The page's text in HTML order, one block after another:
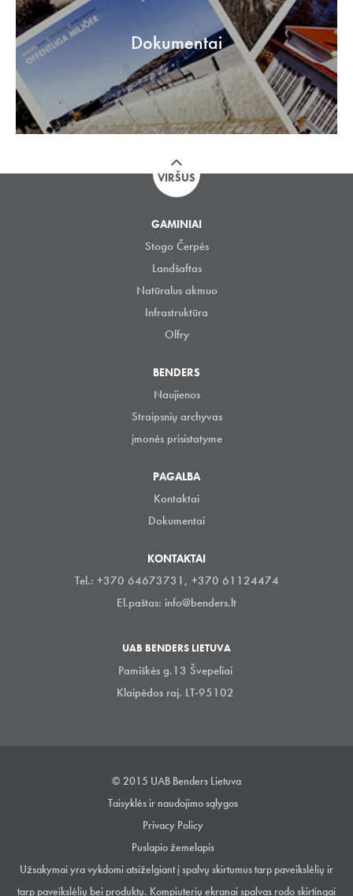
Dokumentai
VIRŠUS
GAMINIAI
Stogo Čerpės
Landšaftas
Natūralus akmuo
Infrastruktūra
Olfry
BENDERS
Naujienos
Straipsnių archyvas
įmonės prisistatyme
PAGALBA
Kontaktai
Dokumentai
KONTAKTAI
Tel.: +370 64673731, +370 61124474
El.paštas: info@benders.lt
UAB BENDERS LIETUVA
Pamiškės g.13 Švepeliai
Klaipėdos raj. LT-95102
© 2015 UAB Benders Lietuva
Taisyklės ir naudojimo sąlygos
Privacy Policy
Puslapio žemelapis
Užsakymai yra vykdomi atsiželgiant į spalvų skirtumus tarp paveikslėlių ir
tarp paveikslėlių bei produktų. Kompiuterių ekranai spalvas rodo skirtingai